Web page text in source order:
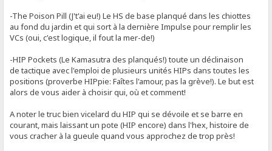
-The Poison Pill (J't'ai eu!) Le HS de base planqué dans les chiottes
au fond du jardin et qui sort à la dernière Impulse pour remplir les
VCs (oui, c'est logique, il fout la mer-de!)
-HIP Pockets (Le Kamasutra des planqués!) toute un déclinaison
de tactique avec l'emploi de plusieurs unités HIPs dans toutes les
positions (proverbe HIPpie: Faîtes l'amour, pas la grève!). Le but est
alors de vous aider à choisir qui, où et comment!
A noter le truc bien vicelard du HIP qui se dévoile et se barre en
courant, mais laissant un pote (HIP encore) dans l'hex, histoire de
vous cracher à la gueule quand vous approchez de trop près!